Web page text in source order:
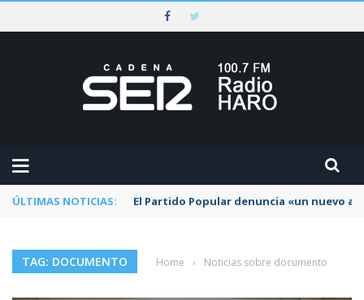
ÚLTIMAS NOTICIAS: El Partido Popular denuncia «un nuevo
TAG: DOCUMENTO Home › Noticias sobre documento